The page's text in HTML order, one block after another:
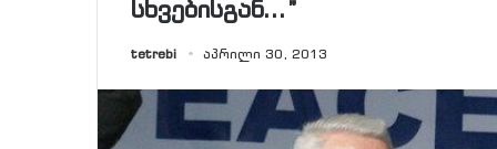
სხვებისგან…”
tetrebi აპრილი 30, 2013